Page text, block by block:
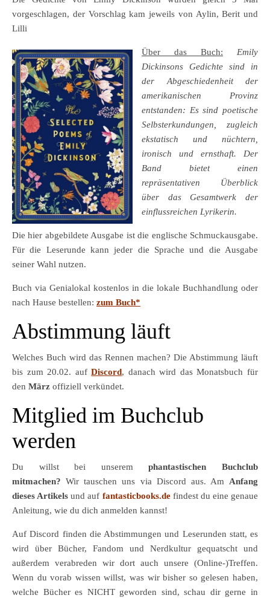
vorgeschlagen, der Vorschlag kam jeweils von Aylin, Berit und
Lilli
Über das Buch:
Emily
Dickinsons Gedichte sind in
der Abgeschiedenheit der
amerikanischen Provinz
entstanden: Es sind poetische
Selbsterkundungen, zugleich
ekstatisch und nüchtern,
ironisch und ernsthaft. Der
Band bietet einen
repräsentativen Überblick
über das Gesamtwerk der
einflussreichen Lyrikerin.
Die hier abgebildete Ausgabe ist die englische Schmuckausgabe.
Für die Leserunde kann jeder die Sprache und die Ausgabe
seiner Wahl nutzen.
Buch via Genialokal kostenlos in die lokale Buchhandlung oder
nach Hause bestellen: zum Buch*
Abstimmung läuft
Welches Buch wird das Rennen machen? Die Abstimmung läuft
bis zum 20.02. aufDiscord, danach wird das Monatsbuch für
den März offiziell verkündet.
Mitglied im Buchclub
werden
Du willst bei unseremphantastischen Buchclub
mitmachen? Wir tauschen uns via Discord aus. Am Anfang
dieses Artikels und auf fantasticbooks.defindest du eine genaue
Anleitung, wie du dich anmelden kannst!
Auf Discord finden die Abstimmungen und Leserunden statt, es
wird über Bücher, Fandom und Nerdkultur gequatscht und
außerdem verabreden wir dort auch unsere (Online-)Treffen.
Wenn du vorab wissen willst, was wir bisher so gelesen haben,
welche Bücher es NICHT geworden sind, schau dir gerne in